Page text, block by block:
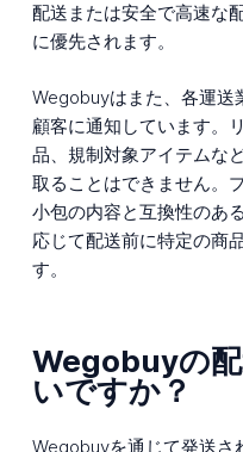
配送または安全で高速な
に優先されます。
Wegobuyはまた、各運送
顧客に通知しています。
品、規制対象アイテムな
取ることはできません。
小包の内容と互換性のあ
応じて配送前に特定の商
す。
Wegobuyの
いですか？
Wegobuyを通じて発送さ